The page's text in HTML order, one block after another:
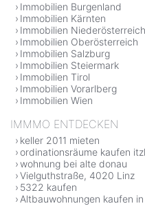
Immobilien Burgenland
Immobilien Kärnten
Immobilien Niederösterreich
Immobilien Oberösterreich
Immobilien Salzburg
Immobilien Steiermark
Immobilien Tirol
Immobilien Vorarlberg
Immobilien Wien
IMMMO ENTDECKEN
keller 2011 mieten
ordinationsräume kaufen
wohnung bei alte donau
Vielguthstraße, 4020 Linz
5322 kaufen
Altbauwohnungen kaufen